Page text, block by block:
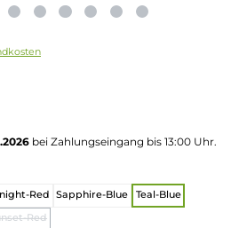
bei Zahlungseingang bis 13:00